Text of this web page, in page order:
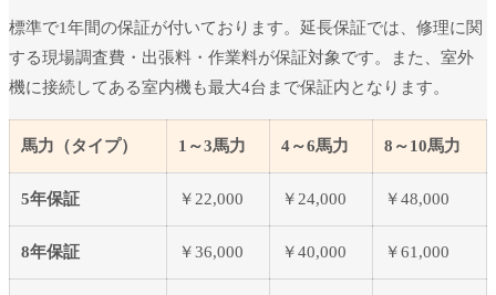
標準で1年間の保証が付いております。延長保証では、修理に関
する現場調査費・出張料・作業料が保証対象です。また、室外
機に接続してある室内機も最大4台まで保証内となります。
馬力（タイプ） 1～3馬力 4～6馬力 8～10馬力
5年保証 ￥22,000 ￥24,000 ￥48,000
8年保証 ￥36,000 ￥40,000 ￥61,000